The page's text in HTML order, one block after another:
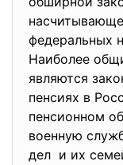
федеральных
Наиболее
являются
пенсиях в
пенсионном
военную
дел и их